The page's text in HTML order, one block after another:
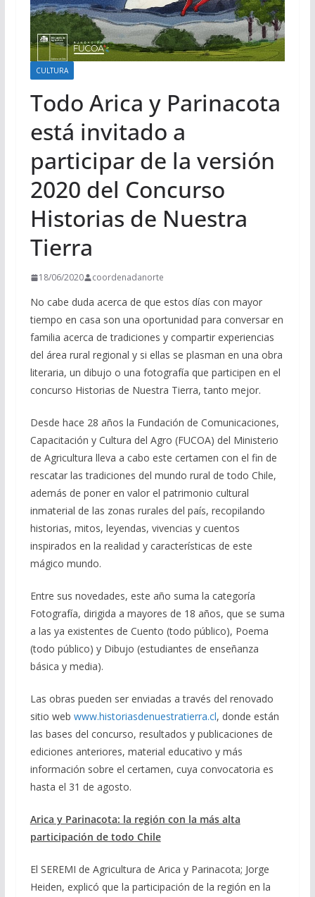
CULTURA
Todo Arica y Parinacota
está invitado a
participar de la versión
2020 del Concurso
Historias de Nuestra
Tierra
18/06/2020 coordenadanorte
No cabe duda acerca de que estos días con mayor
tiempo en casa son una oportunidad para conversar en
familia acerca de tradiciones y compartir experiencias
del área rural regional y si ellas se plasman en una obra
literaria, un dibujo o una fotografía que participen en el
concurso Historias de Nuestra Tierra, tanto mejor.
Desde hace 28 años la Fundación de Comunicaciones,
Capacitación y Cultura del Agro (FUCOA) del Ministerio
de Agricultura lleva a cabo este certamen con el fin de
rescatar las tradiciones del mundo rural de todo Chile,
además de poner en valor el patrimonio cultural
inmaterial de las zonas rurales del país, recopilando
historias, mitos, leyendas, vivencias y cuentos
inspirados en la realidad y características de este
mágico mundo.
Entre sus novedades, este año suma la categoría
Fotografía, dirigida a mayores de 18 años, que se suma
a las ya existentes de Cuento (todo público), Poema
(todo público) y Dibujo (estudiantes de enseñanza
básica y media).
Las obras pueden ser enviadas a través del renovado
sitio web www.historiasdenuestratierra.cl, donde están
las bases del concurso, resultados y publicaciones de
ediciones anteriores, material educativo y más
información sobre el certamen, cuya convocatoria es
hasta el 31 de agosto.
Arica y Parinacota: la región con la más alta
participación de todo Chile
El SEREMI de Agricultura de Arica y Parinacota; Jorge
Heiden, explicó que la participación de la región en la